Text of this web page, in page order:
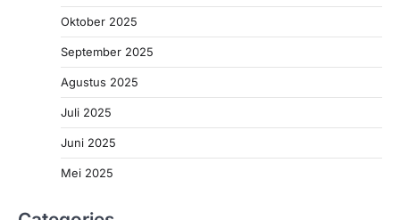
Oktober 2025
September 2025
Agustus 2025
Juli 2025
Juni 2025
Mei 2025